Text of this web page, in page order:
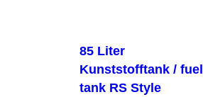
85 Liter
Kunststofftank / fuel
tank RS Style